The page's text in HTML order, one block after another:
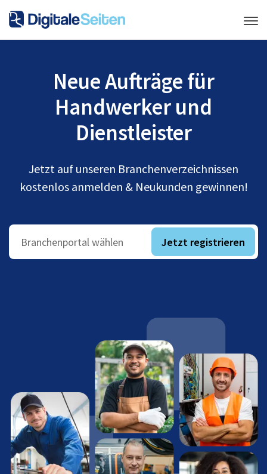
Neue Aufträge für
Handwerker und
Dienstleister
Jetzt auf unseren Branchenverzeichnissen
kostenlos anmelden & Neukunden gewinnen!
Branchenportal wählen Jetzt registrieren